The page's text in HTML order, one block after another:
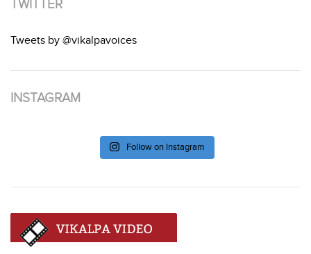
TWITTER
Tweets by @vikalpavoices
INSTAGRAM
Follow on Instagram